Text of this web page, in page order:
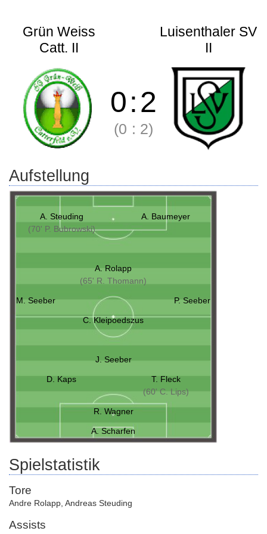
Grün Weiss
Catt. II
Luisenthaler SV
II
0:2
(0 : 2)
Aufstellung
A. Steuding
(70' P. Bubrowski)
A. Baumeyer
A. Rolapp
(65' R. Thomann)
M. Seeber P. Seeber
C. Kleipoedszus
J. Seeber
D. Kaps
T. Fleck
(60' C. Lips)
R. Wagner
A. Scharfen
Spielstatistik
Tore
Andre Rolapp Andreas Steuding
Assists